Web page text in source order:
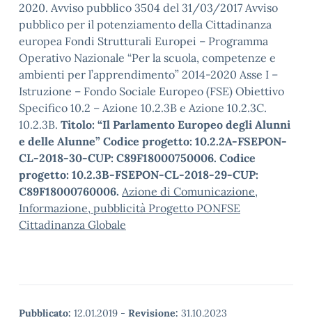
2020. Avviso pubblico 3504 del 31/03/2017 Avviso
pubblico per il potenziamento della Cittadinanza
europea Fondi Strutturali Europei – Programma
Operativo Nazionale “Per la scuola, competenze e
ambienti per l’apprendimento” 2014-2020 Asse I –
Istruzione – Fondo Sociale Europeo (FSE) Obiettivo
Specifico 10.2 – Azione 10.2.3B e Azione 10.2.3C.
10.2.3B. Titolo: “Il Parlamento Europeo degli Alunni
e delle Alunne” Codice progetto: 10.2.2A-FSEPON-
CL-2018-30-CUP: C89F18000750006. Codice
progetto: 10.2.3B-FSEPON-CL-2018-29-CUP:
C89F18000760006. Azione di Comunicazione,
Informazione, pubblicità Progetto PONFSE
Cittadinanza Globale
Pubblicato: 12.01.2019 - Revisione: 31.10.2023